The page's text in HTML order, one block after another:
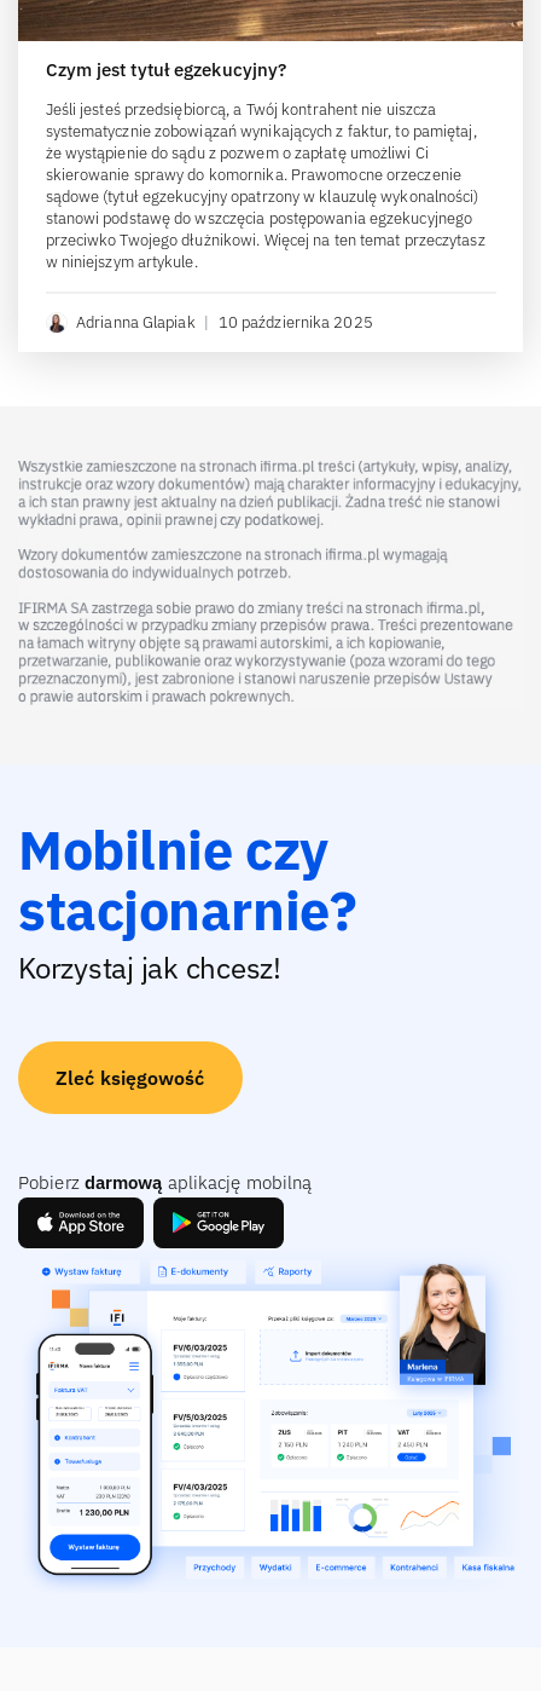
Czym jest tytuł egzekucyjny?
Jeśli jesteś przedsiębiorcą, a Twój kontrahent nie uiszcza
systematycznie zobowiązań wynikających z faktur, to pamiętaj,
że wystąpienie do sądu z pozwem o zapłatę umożliwi Ci
skierowanie sprawy do komornika. Prawomocne orzeczenie
sądowe (tytuł egzekucyjny opatrzony w klauzulę wykonalności)
stanowi podstawę do wszczęcia postępowania egzekucyjnego
przeciwko Twojego dłużnikowi. Więcej na ten temat przeczytasz
w niniejszym artykule.
Adrianna Glapiak | 10 października 2025
Mobilnie czy
stacjonarnie?
Korzystaj jak chcesz!
Zleć księgowość
Pobierz darmową aplikację mobilną